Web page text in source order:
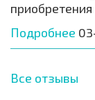
Подробнее
Все отзывы